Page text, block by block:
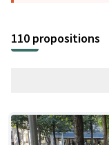
110 propositions